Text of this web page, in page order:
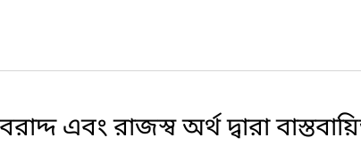
এবং রাজস্ব অর্থ দ্বারা